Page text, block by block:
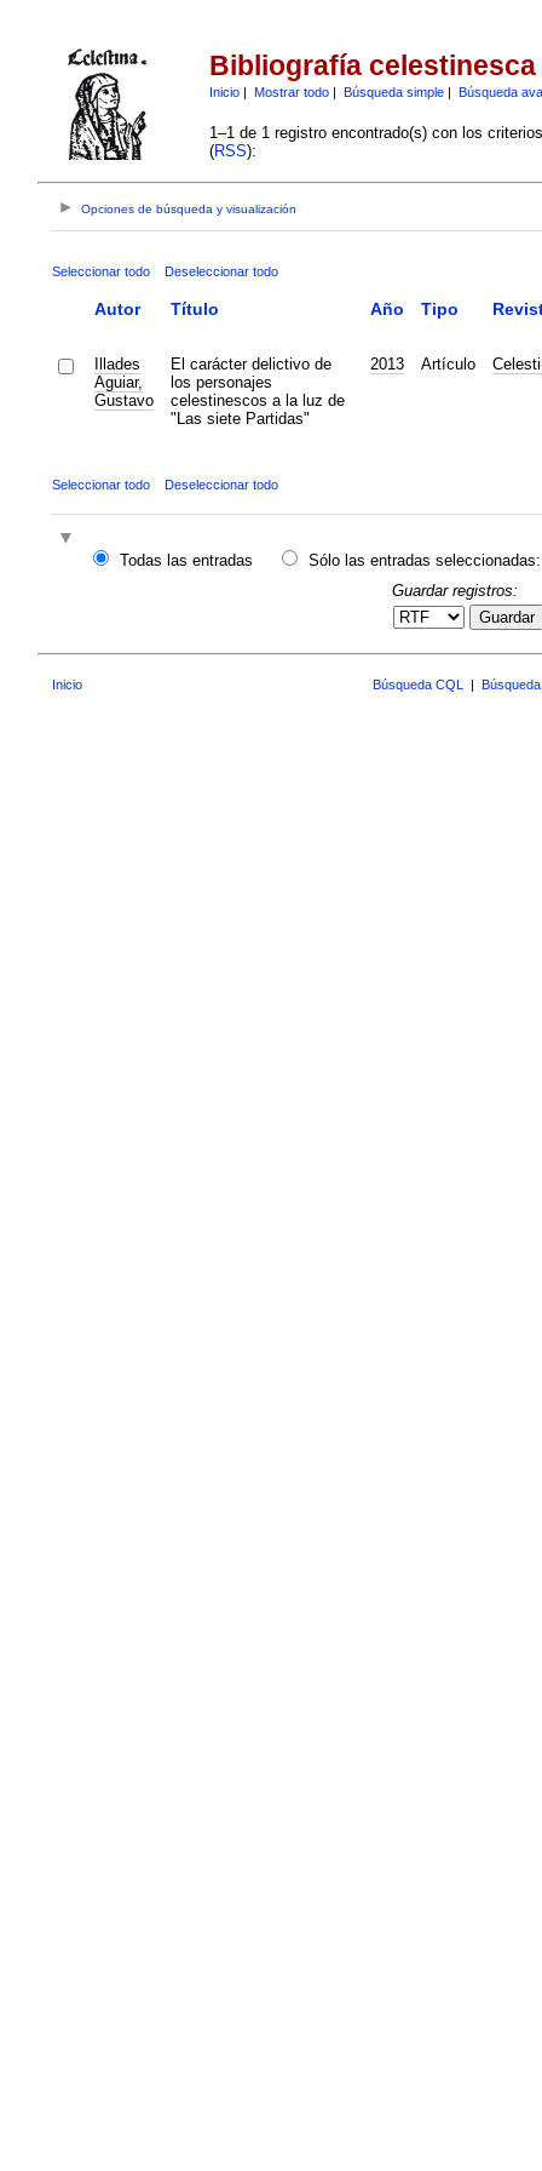
Bibliografía celestinesca
Inicio| Mostrar todo| Búsqueda simple| Búsqueda
1–1 de 1 registro encontrado(s) con los
(RSS):
Opciones de búsqueda y visualización
Seleccionar todo Deseleccionar todo
Autor Título Año Tipo
Illades
Aguiar,
Gustavo
El carácter delictivo de
los personajes
celestinescos a la luz de
"Las siete Partidas"
2013 Artículo
Seleccionar todo Deseleccionar todo
Todas las entradas
Sólo las entradas seleccionadas:
Guardar registros:
Guardar
Inicio Búsqueda CQL